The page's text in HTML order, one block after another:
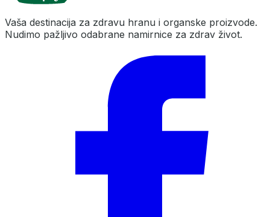
Vaša destinacija za zdravu hranu i organske proizvode.
Nudimo pažljivo odabrane namirnice za zdrav život.